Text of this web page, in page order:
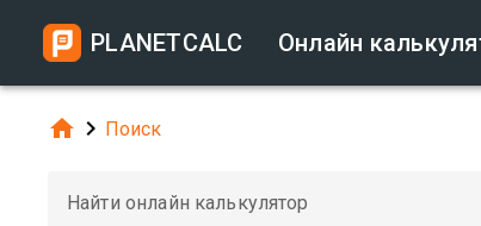
PLANETCALC Онлайн
  Поиск
Найти онлайн калькулятор